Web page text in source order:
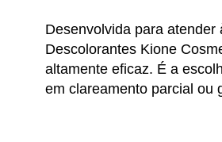
Desenvolvida para
Descolorantes Kione
altamente eficaz. É a
em clareamento parcial ou